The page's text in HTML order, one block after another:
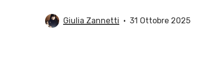
Giulia Zannetti 31 Ottobre 2025